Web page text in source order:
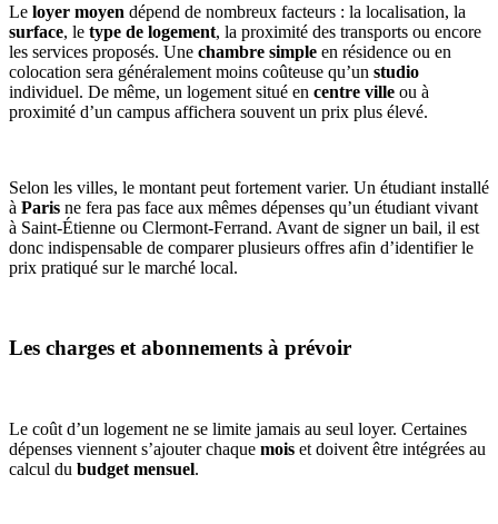
Le loyer moyen dépend de nombreux facteurs : la localisation, la
surface, le type de logement, la proximité des transports ou encore
les services proposés. Une chambre simple en résidence ou en
colocation sera généralement moins coûteuse qu’un studio
individuel. De même, un logement situé en centre ville ou à
proximité d’un campus affichera souvent un prix plus élevé.
Selon les villes, le montant peut fortement varier. Un étudiant installé
à Paris ne fera pas face aux mêmes dépenses qu’un étudiant vivant
à Saint-Étienne ou Clermont-Ferrand. Avant de signer un bail, il est
donc indispensable de comparer plusieurs offres afin d’identifier le
prix pratiqué sur le marché local.
Les charges et abonnements à prévoir
Le coût d’un logement ne se limite jamais au seul loyer. Certaines
dépenses viennent s’ajouter chaque mois et doivent être intégrées au
calcul du budget mensuel.